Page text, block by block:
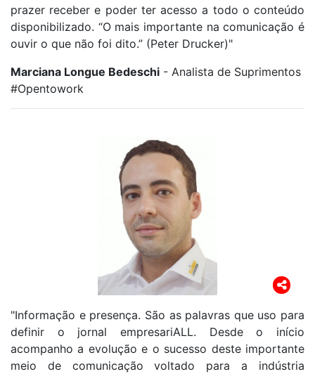
prazer receber e poder ter acesso a todo o conteúdo
disponibilizado. “O mais importante na comunicação é
ouvir o que não foi dito.” (Peter Drucker)"
Marciana Longue Bedeschi - Analista de Suprimentos
#Opentowork
"Informação e presença. São as palavras que uso para
definir o jornal empresariALL. Desde o início
acompanho a evolução e o sucesso deste importante
meio de comunicação voltado para a indústria